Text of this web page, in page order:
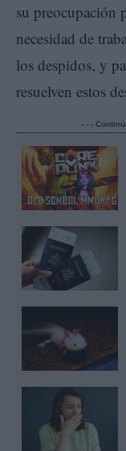
su preocupación
necesidad de
los despidos, y
resuelven estos
- - -